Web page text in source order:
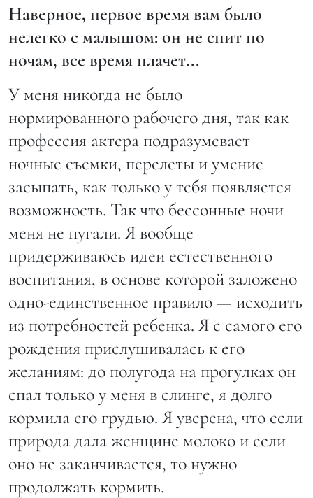
Наверное, первое время вам было
нелегко с малышом: он не спит по
ночам, все время плачет...
У меня никогда не было
нормированного рабочего дня, так как
профессия актера подразумевает
ночные съемки, перелеты и умение
засыпать, как только у тебя появляется
возможность. Так что бессонные ночи
меня не пугали. Я вообще
придерживаюсь идеи естественного
воспитания, в основе которой заложено
одно-единственное правило — исходить
из потребностей ребенка. Я с самого его
рождения прислушивалась к его
желаниям: до полугода на прогулках он
спал только у меня в слинге, я долго
кормила его грудью. Я уверена, что если
природа дала женщине молоко и если
оно не заканчивается, то нужно
продолжать кормить.